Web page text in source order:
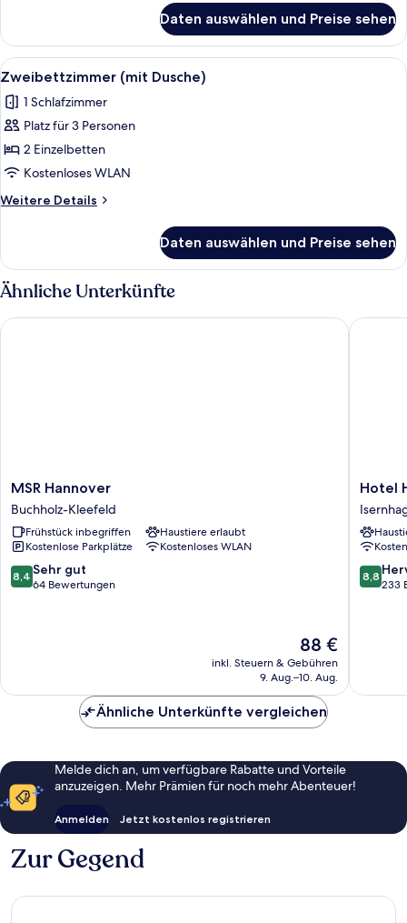
anzeigen
Doppelzimmer,
Doppelbett
Dusche)
Daten auswählen und Preise sehen
Alle
Fotos
für
Zweibettzimmer
(mit
Dusche)
anzeigen
Ein Hotelzimmer mit zwei Betten,
5
Zweibettzimmer (mit Dusche)
1 Schlafzimmer
Platz für 3 Personen
2 Einzelbetten
Kostenloses WLAN
Weitere Details
Weitere
(mit
Dusche)
Daten auswählen und Preise sehen
Ähnliche Unterkünfte
MSR
Hannover
Buchholz-
Kleefeld
MSR Hannover
Buchholz-Kleefeld
Frühstück inbegriffen
Haustiere erlaubt
Kostenlose Parkplätze
Kostenloses WLAN
8.4
von
8,4 Sehr gut
64 Bewertungen
Der
Preis
beträgt
88 €
inkl. Steuern & Gebühren
9. Aug.–10. Aug.
MSR Hannover
Hotel
Hennies
Hotel
8.8
von
8,8
233
Hotel
Ähnliche Unterkünfte vergleichen
Melde dich an, um verfügbare Rabatte und Vorteile
anzuzeigen. Mehr Prämien für noch mehr Abenteuer!
Anmelden Jetzt kostenlos registrieren
Zur Gegend